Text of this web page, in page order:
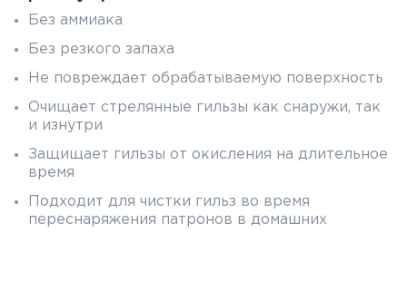
Без аммиака
Без резкого запаха
Не повреждает обрабатываемую поверхность
Очищает стрелянные гильзы как снаружи, так
и изнутри
Защищает гильзы от окисления на длительное
время
Подходит для чистки гильз во время
переснаряжения патронов в домашних